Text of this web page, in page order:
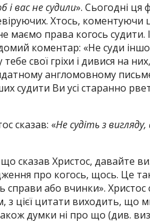
і вас не судили». Сьогодні ця
Хтось,
маємо права когось
коментар: «Не суди
свої гріхи і дивися на
англомовному
судити Ви усі старанно
сказав: «Не судіть з
сказав Христос, давайте
про когось, щось. Це
справи або вчинки». Христос
цієї цитати виходить, що
думки ні про що (див.